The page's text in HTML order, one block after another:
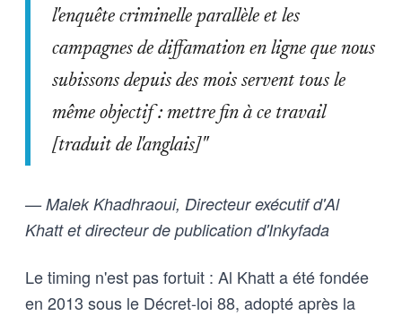
l'enquête criminelle parallèle et les
campagnes de diffamation en ligne que nous
subissons depuis des mois servent tous le
même objectif : mettre fin à ce travail
[traduit de l'anglais]"
— Malek Khadhraoui, Directeur exécutif d'Al
Khatt et directeur de publication d'Inkyfada
Le timing n'est pas fortuit : Al Khatt a été fondée
en 2013 sous le Décret-loi 88, adopté après la